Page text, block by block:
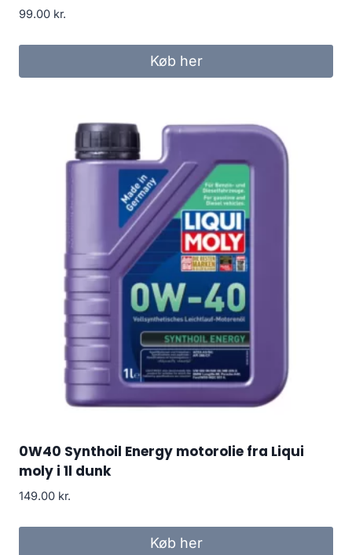
99.00 kr.
Køb her
0W40 Synthoil Energy motorolie fra Liqui
moly i 1l dunk
149.00 kr.
Køb her